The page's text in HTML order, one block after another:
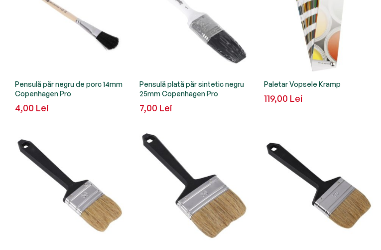
Pensulă păr negru de porc 14mm
Copenhagen Pro
4,00 Lei
Pensulă plată păr sintetic negru
25mm Copenhagen Pro
7,00 Lei
Paletar Vopsele Kramp
119,00 Lei